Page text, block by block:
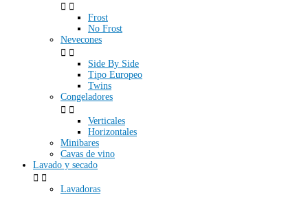
 
Frost
No Frost
Nevecones
 
Side By Side
Tipo Europeo
Twins
Congeladores
 
Verticales
Horizontales
Minibares
Cavas de vino
Lavado y secado
 
Lavadoras